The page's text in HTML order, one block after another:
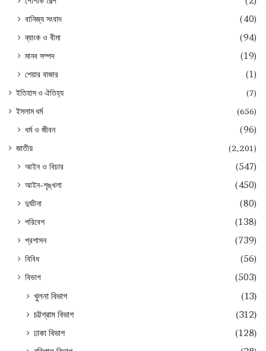
বানিজ্য সংবাদ
(40)
ব্যাংক ও বীমা
(94)
মানব সম্পদ
(19)
শেয়ার বাজার
(1)
ইতিহাস ও ঐতিহ্য
(7)
ইসলাম ধর্ম
(656)
ধর্ম ও জীবন (96)
জাতীয় (2,201)
আইন ও বিচার
(547)
আইন-শৃঙ্খলা
(450)
দুর্ঘটনা
(80)
পরিবেশ
(138)
প্রশাসন
(739)
বিবিধ
(56)
বিভাগ
(503)
খুলনা বিভাগ
(13)
চট্টগ্রাম বিভাগ
(312)
ঢাকা বিভাগ
(128)